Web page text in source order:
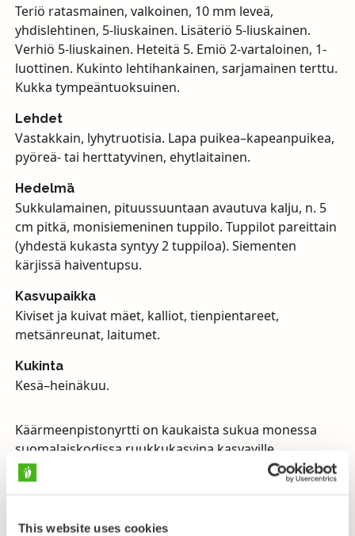
This website uses cookies
Teriö ratasmainen, valkoinen, 10 mm leveä,
yhdislehtinen, 5-liuskainen. Lisäteriö 5-liuskainen.
Verhiö 5-liuskainen. Heteitä 5. Emiö 2-vartaloinen, 1-
luottinen. Kukinto lehtihankainen, sarjamainen terttu.
Kukka tympeäntuoksuinen.
Lehdet
Vastakkain, lyhytruotisia. Lapa puikea–kapeanpuikea,
pyöreä- tai herttatyvinen, ehytlaitainen.
Hedelmä
Sukkulamainen, pituussuuntaan avautuva kalju, n. 5
cm pitkä, monisiemeninen tuppilo. Tuppilot pareittain
(yhdestä kukasta syntyy 2 tuppiloa). Siementen
kärjissä haiventupsu.
Kasvupaikka
Kiviset ja kuivat mäet, kalliot, tienpientareet,
metsänreunat, laitumet.
Kukinta
Kesä–heinäkuu.
Käärmeenpistonyrtti on kaukaista sukua monessa
suomalaiskodissa ruukkukasvina kasvaville
posliinikukille (
). Se on tropiikkiin keskittyneen
heimonsa karaistunein ja pohjoisin eurooppalainen
äärellä, että kasvaa vain lounaisimmassa Suomessa,